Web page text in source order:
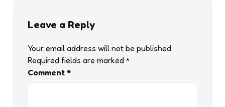
Leave a Reply
Your email address will not be published.
Required fields are marked *
Comment *